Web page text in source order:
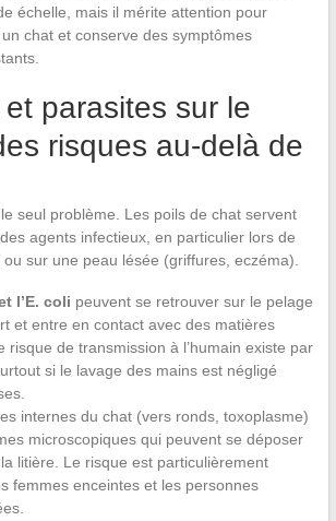
échelle, mais il mérite attention pour
chat et conserve des symptômes
parasites sur le
risques au-delà de
le seul problème. Les poils de chat servent
agents infectieux, en particulier lors de
sur une peau lésée (griffures, eczéma).
l’E. coli peuvent se retrouver sur le pelage
et entre en contact avec des matières
risque de transmission à l’humain existe par
si le lavage des mains est négligé
internes du chat (vers ronds, toxoplasme)
microscopiques qui peuvent se déposer
litière. Le risque est particulièrement
femmes enceintes et les personnes